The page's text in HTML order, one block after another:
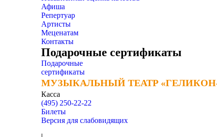
Афиша
Репертуар
Артисты
Меценатам
Контакты
Подарочные сертификаты
Подарочные
сертификаты
МУЗЫКАЛЬНЫЙ ТЕАТР
МУЗЫКАЛЬНЫЙ ТЕАТР
Касса
(495) 250-22-22
Билеты
Версия для слабовидящих